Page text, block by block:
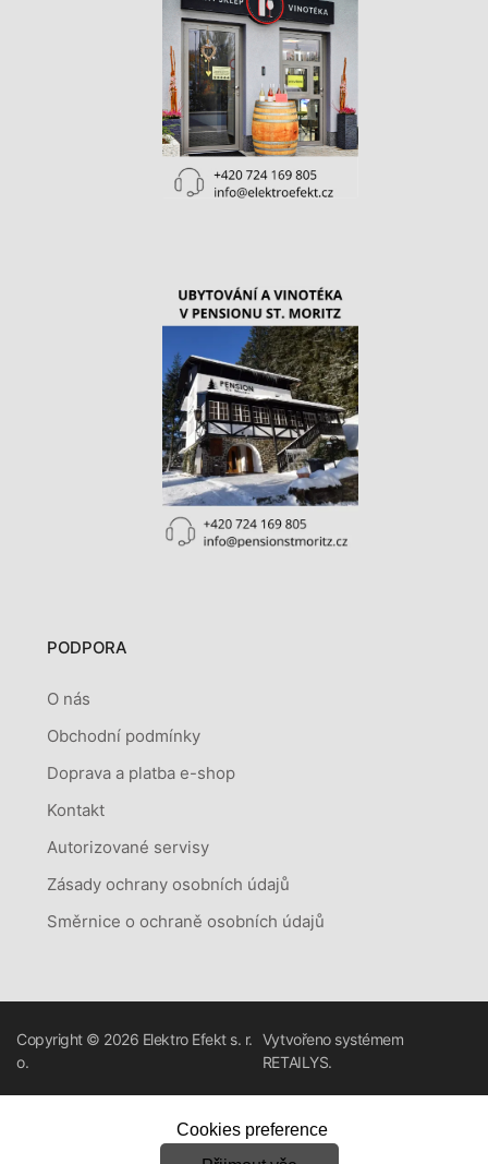
PODPORA
O nás
Obchodní podmínky
Doprava a platba e-shop
Kontakt
Autorizované servisy
Zásady ochrany osobních údajů
Směrnice o ochraně osobních údajů
Copyright © 2026 Elektro Efekt s. r.
o.
Vytvořeno systémem
RETAILYS.
Cookies preference